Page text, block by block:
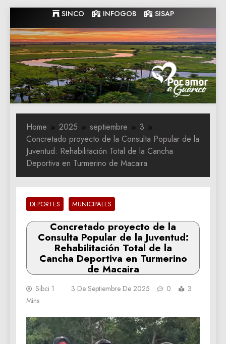
to
content
SINCO INFOGOB SISAP
Gobernacion
de Guarico
Gobernacion de Guarico
Home 2025 septiembre
3
Concretado proyecto de la Consulta Popular de la
Juventud: Rehabilitación Total de la Cancha
Deportiva en Turmerino de Macaira
DEPORTES MUNICIPALES
Concretado proyecto de la
Consulta Popular de la Juventud:
Rehabilitación Total de la
Cancha Deportiva en Turmerino
de Macaira
Sibci 1 3 De Septiembre De 2025 0
3
Mins